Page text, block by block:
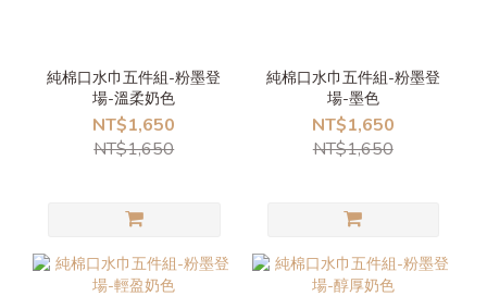
純棉口水巾五件組-粉墨登
場-溫柔奶色
NT$1,650
NT$1,650
純棉口水巾五件組-粉墨登
場-墨色
NT$1,650
NT$1,650